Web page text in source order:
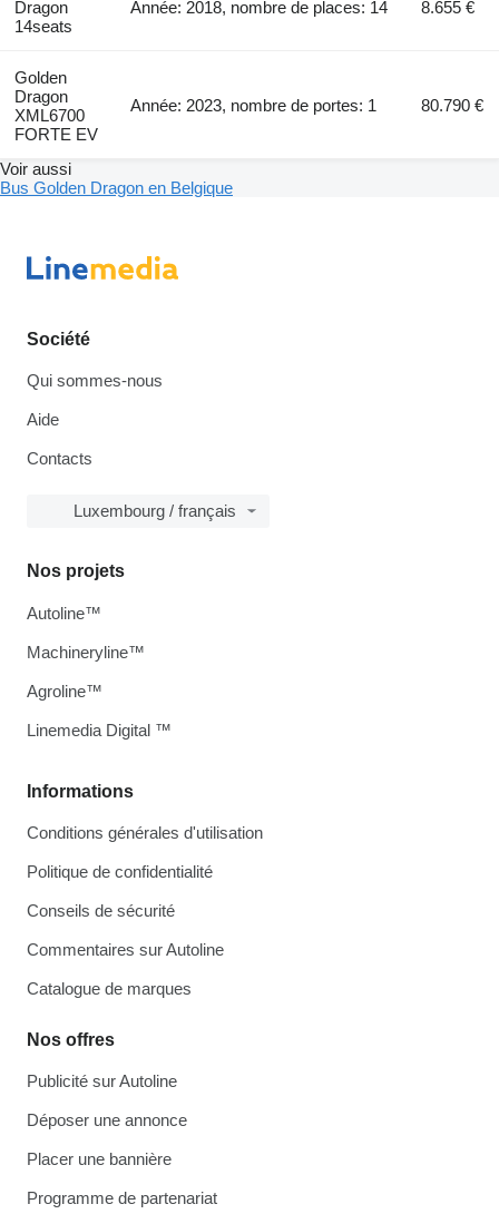
Dragon
14seats
Année: 2018, nombre de places: 14 8.655 €
Golden
Dragon
XML6700
FORTE EV
Année: 2023, nombre de portes: 1 80.790 €
Voir aussi
Bus Golden Dragon en Belgique
Société
Qui sommes-nous
Aide
Contacts
Luxembourg / français
Informations
Conditions générales d'utilisation
Politique de confidentialité
Conseils de sécurité
Commentaires sur Autoline
Catalogue de marques
Nos offres
Publicité sur Autoline
Déposer une annonce
Placer une bannière
Programme de partenariat
Nos projets
Autoline™
Machineryline™
Agroline™
Linemedia Digital ™